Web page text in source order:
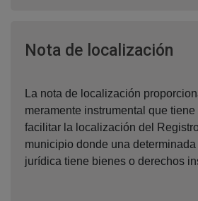
Nota de localización
La nota de localización
meramente instrumental que
facilitar la localización del
municipio donde una
jurídica tiene bienes o derechos